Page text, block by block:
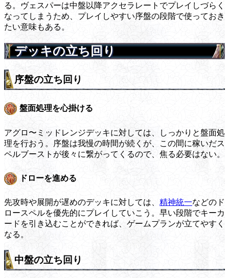
る。ヴェスパーは中盤以降アクセラレートでプレイしづらく
なってしまうため、プレイしやすい序盤の段階で使っておき
たい意味もある。
デッキの立ち回り
序盤の立ち回り
盤面処理を心掛ける
アグロ〜ミッドレンジデッキに対しては、しっかりと盤面処
理を行おう。序盤は我慢の時間が続くが、この間に稼いだス
ペルブーストが後々に繋がってくるので、焦る必要はない。
ドローを進める
先攻時や展開が遅めのデッキに対しては、 精神統一などのド
ロースペルを優先的にプレイしていこう。早い段階でキーカ
ードを引き込むことができれば、ゲームプランが立てやすく
なる。
中盤の立ち回り